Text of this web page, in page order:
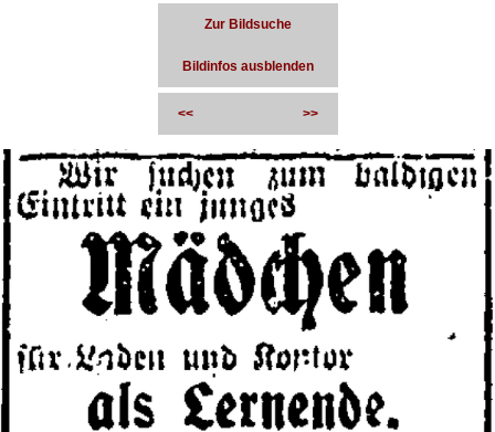
Zur Bildsuche
Bildinfos ausblenden
<< >>